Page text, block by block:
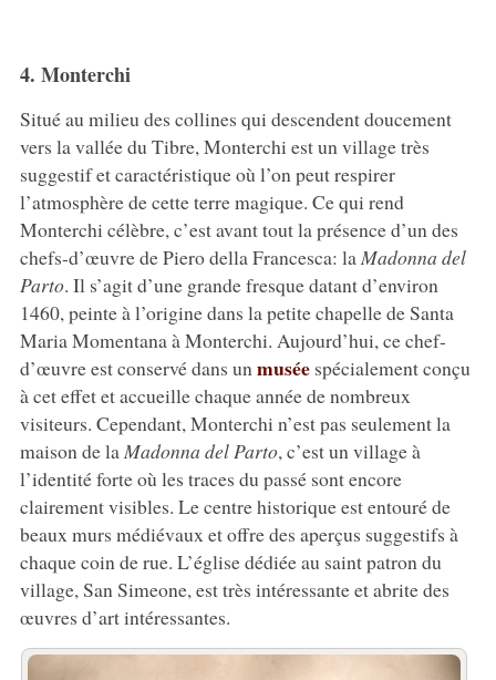
4. Monterchi
Situé au milieu des collines qui descendent doucement
vers la vallée du Tibre, Monterchi est un village très
suggestif et caractéristique où l’on peut respirer
l’atmosphère de cette terre magique. Ce qui rend
Monterchi célèbre, c’est avant tout la présence d’un des
chefs-d’œuvre de Piero della Francesca: laMadonna del
Parto. Il s’agit d’une grande fresque datant d’environ
1460, peinte à l’origine dans la petite chapelle de Santa
Maria Momentana à Monterchi. Aujourd’hui, ce chef-
d’œuvre est conservé dans unmuséespécialement conçu
à cet effet et accueille chaque année de nombreux
visiteurs. Cependant, Monterchi n’est pas seulement la
maison de laMadonna del Parto, c’est un village à
l’identité forte où les traces du passé sont encore
clairement visibles. Le centre historique est entouré de
beaux murs médiévaux et offre des aperçus suggestifs à
chaque coin de rue. L’église dédiée au saint patron du
village, San Simeone, est très intéressante et abrite des
œuvres d’art intéressantes.